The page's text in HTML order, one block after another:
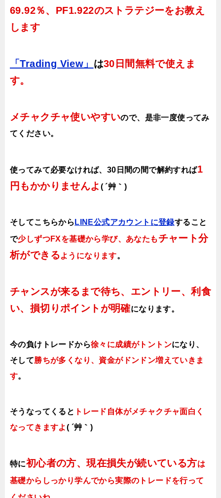
69.92％、PF1.922のストラテジーをお教え
します
「Trading View」 は30日間無料で使えま
す。
メチャクチャ使いやすいので、 是非一度使ってみ
てください。
使ってみて必要なければ、30日間の間で解約すれば1
円もかかりませんよ ( ´艸｀)
そしてこちらから LINE公式アカウントに登録すること
で少しずつFXを基礎から学び、あなたも チャート分
析ができるようになります。
チャンスが来るまで待ち、エントリー、利食
い、損切りポイントが明確になります。
今の負けトレードから徐々に成績がトントンになり、
そして勝ちが多くなり、資金がドンドン増えていきま
す。
そうなってくると トレード自体がメチャクチャ面白く
なってきますよ ( ´艸｀)
特に初心者の方、現在損失が続いている方は
基礎からしっかり学んでから実際のトレードを行って